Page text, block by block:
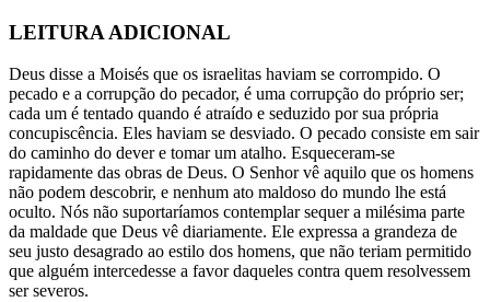
LEITURA ADICIONAL
Deus disse a Moisés que os israelitas haviam se corrompido. O
pecado e a corrupção do pecador, é uma corrupção do próprio ser;
cada um é tentado quando é atraído e seduzido por sua própria
concupiscência. Eles haviam se desviado. O pecado consiste em sair
do caminho do dever e tomar um atalho. Esqueceram-se
rapidamente das obras de Deus. O Senhor vê aquilo que os homens
não podem descobrir, e nenhum ato maldoso do mundo lhe está
oculto. Nós não suportaríamos contemplar sequer a milésima parte
da maldade que Deus vê diariamente. Ele expressa a grandeza de
seu justo desagrado ao estilo dos homens, que não teriam permitido
que alguém intercedesse a favor daqueles contra quem resolvessem
ser severos.